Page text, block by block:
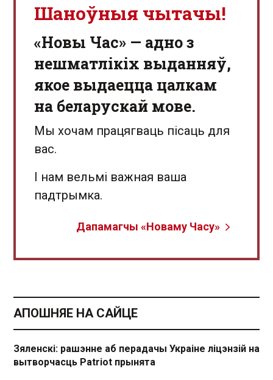
Шаноўныя чытачы!
«Новы Час» — адно з
нешматлікіх выданняў,
якое выдаецца цалкам
на беларускай мове.
Мы хочам працягваць пісаць для
вас.
І нам вельмі важная ваша
падтрымка.
Дапамагчы «Новаму Часу»
АПОШНЯЕ НА САЙЦЕ
Зяленскі: рашэнне аб перадачы Украіне ліцэнзій на
вытворчасць Patriot прынята